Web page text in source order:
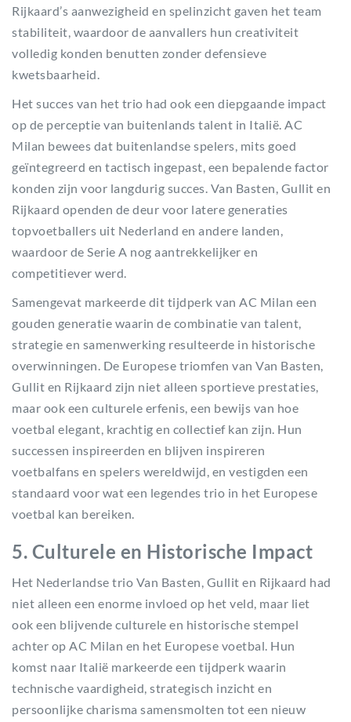
Rijkaard’s aanwezigheid en spelinzicht gaven het team
stabiliteit, waardoor de aanvallers hun creativiteit
volledig konden benutten zonder defensieve
kwetsbaarheid.
Het succes van het trio had ook een diepgaande impact
op de perceptie van buitenlands talent in Italië. AC
Milan bewees dat buitenlandse spelers, mits goed
geïntegreerd en tactisch ingepast, een bepalende factor
konden zijn voor langdurig succes. Van Basten, Gullit en
Rijkaard openden de deur voor latere generaties
topvoetballers uit Nederland en andere landen,
waardoor de Serie A nog aantrekkelijker en
competitiever werd.
Samengevat markeerde dit tijdperk van AC Milan een
gouden generatie waarin de combinatie van talent,
strategie en samenwerking resulteerde in historische
overwinningen. De Europese triomfen van Van Basten,
Gullit en Rijkaard zijn niet alleen sportieve prestaties,
maar ook een culturele erfenis, een bewijs van hoe
voetbal elegant, krachtig en collectief kan zijn. Hun
successen inspireerden en blijven inspireren
voetbalfans en spelers wereldwijd, en vestigden een
standaard voor wat een legendes trio in het Europese
voetbal kan bereiken.
5. Culturele en Historische Impact
Het Nederlandse trio Van Basten, Gullit en Rijkaard had
niet alleen een enorme invloed op het veld, maar liet
ook een blijvende culturele en historische stempel
achter op AC Milan en het Europese voetbal. Hun
komst naar Italië markeerde een tijdperk waarin
technische vaardigheid, strategisch inzicht en
persoonlijke charisma samensmolten tot een nieuw